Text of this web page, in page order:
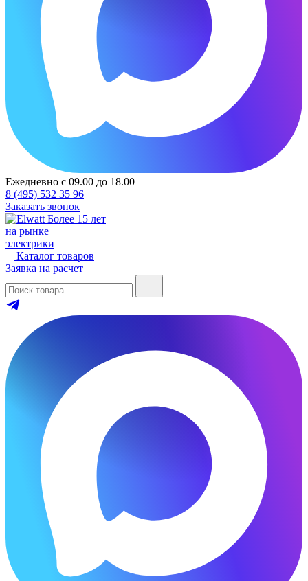
Ежедневно с 09.00 до 18.00
8 (495) 532 35 96
Заказать звонок
Более 15 лет
на рынке
электрики
Каталог товаров
Заявка на расчет